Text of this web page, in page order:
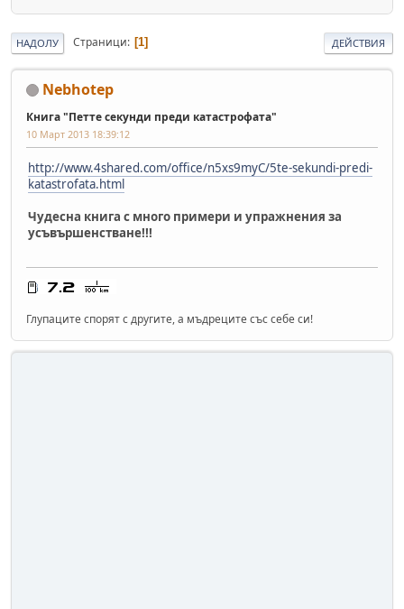
НАДОЛУ Страници 1 ДЕЙСТВИЯ
Nebhotep
Книга "Петте секунди преди катастрофата"
10 Март 2013 18:39:12
http://www.4shared.com/office/n5xs9myC/5te-sekundi-predi-
katastrofata.html
Чудесна книга с много примери и упражнения за
усъвършенстване!!!
Глупаците спорят с другите, а мъдреците със себе си!